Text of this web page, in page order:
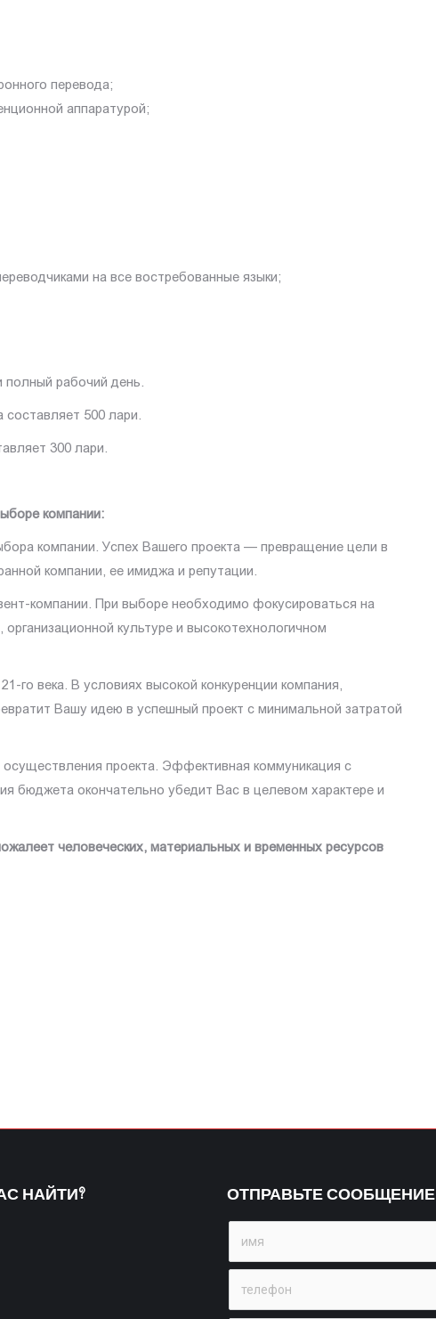
перевода;
аппаратурой;
на все востребованные языки;
рабочий день.
500 лари.
300 лари.
компании:
компании. Успех Вашего проекта — превращение цели в
компании, ее имиджа и репутации.
компании. При выборе необходимо фокусироваться на
культуре и высокотехнологичном
го века. В условиях высокой конкуренции компания,
Вашу идею в успешный проект с минимальной затратой
проекта. Эффективная коммуникация с
бюджета окончательно убедит Вас в целевом характере и
человеческих, материальных и временных ресурсов
НАЙТИ? ОТПРАВЬТЕ СООБЩЕНИЕ